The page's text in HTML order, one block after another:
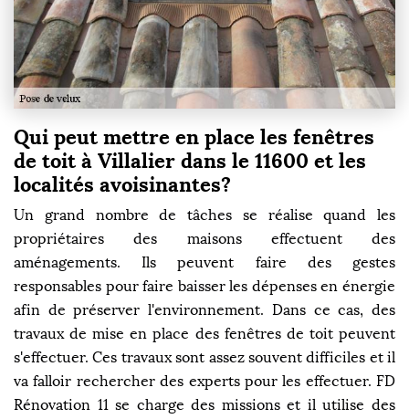
Qui peut mettre en place les fenêtres
de toit à Villalier dans le 11600 et les
localités avoisinantes?
Un grand nombre de tâches se réalise quand les
propriétaires des maisons effectuent des
aménagements. Ils peuvent faire des gestes
responsables pour faire baisser les dépenses en énergie
afin de préserver l'environnement. Dans ce cas, des
travaux de mise en place des fenêtres de toit peuvent
s'effectuer. Ces travaux sont assez souvent difficiles et il
va falloir rechercher des experts pour les effectuer. FD
Rénovation 11 se charge des missions et il utilise des